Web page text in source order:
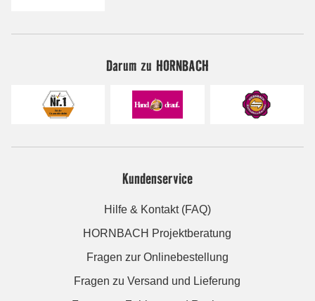
Darum zu HORNBACH
Kundenservice
Hilfe & Kontakt (FAQ)
HORNBACH Projektberatung
Fragen zur Onlinebestellung
Fragen zu Versand und Lieferung